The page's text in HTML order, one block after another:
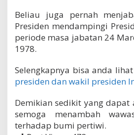
Beliau juga pernah
Presiden mendampingi
periode masa jabatan 24
1978.
Selengkapnya bisa anda
presiden dan wakil presiden
Demikian sedikit yang dapat
semoga menambah
terhadap bumi pertiwi.